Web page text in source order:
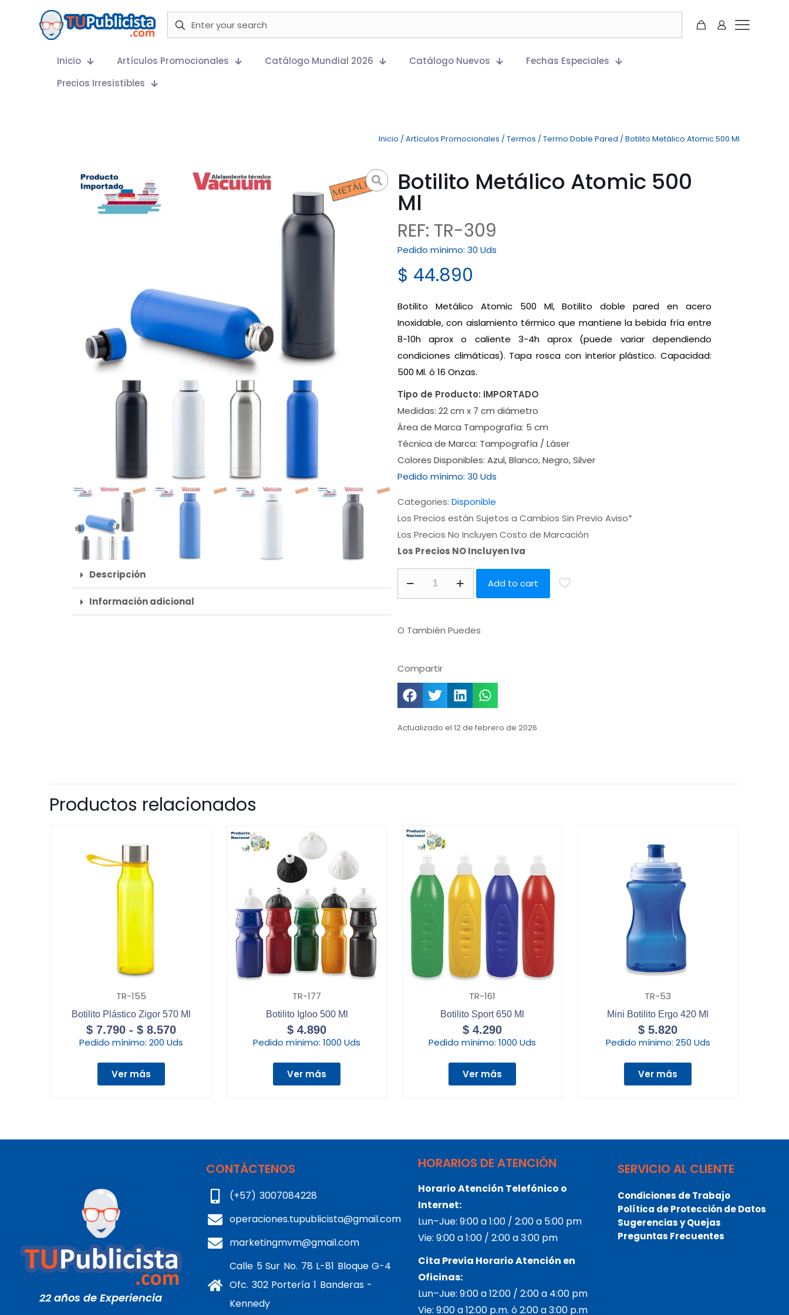
Inicio Artículos Promocionales Catálogo Mundial 2026 Catálogo Nuevos
Fechas Especiales
Precios Irresistibles
Inicio / Artículos Promocionales / Termos / Termo Doble Pared / Botilito Metálico Atomic 500 Ml
Descripción
Información adicional
Botilito Metálico Atomic 500
Ml
REF: TR-309
Pedido mínimo: 30 Uds
$ 44.890
Botilito Metálico Atomic 500 Ml, Botilito doble pared en acero
Inoxidable, con aislamiento térmico que mantiene la bebida fría entre
8-10h aprox o caliente 3-4h aprox (puede variar dependiendo
condiciones climáticas). Tapa rosca con interior plástico. Capacidad:
500 Ml. ó 16 Onzas.
Tipo de Producto: IMPORTADO
Medidas: 22 cm x 7 cm diámetro
Área de Marca Tampografía: 5 cm
Técnica de Marca: Tampografía / Láser
Colores Disponibles: Azul, Blanco, Negro, Silver
Pedido mínimo: 30 Uds
Categories: Disponible
Los Precios están Sujetos a Cambios Sin Previo Aviso*
Los Precios No Incluyen Costo de Marcación
Los Precios NO Incluyen Iva
Add to cart
O También Puedes
Compartir
Actualizado el 12 de febrero de 2026.
Productos relacionados
TR-155
Botilito Plástico Zigor 570 Ml
$ 7.790 - $ 8.570
Pedido mínimo: 200 Uds
Ver más
TR-177
Botilito Igloo 500 Ml
$ 4.890
Pedido mínimo: 1000 Uds
Ver más
TR-161
Botilito Sport 650 Ml
$ 4.290
Pedido mínimo: 1000 Uds
Ver más
TR-53
Mini Botilito Ergo 420 Ml
$ 5.820
Pedido mínimo: 250 Uds
Ver más
22 años de Experiencia
CONTÁCTENOS
(+57) 3007084228
operaciones.tupublicista@gmail.com
marketingmvm@gmail.com
Calle 5 Sur No. 78 L-81 Bloque G-4
Ofc. 302 Portería 1 Banderas -
Kennedy
HORARIOS DE ATENCIÓN
Horario Atención Telefónico o
Internet:
Lun–Jue: 9:00 a 1:00 / 2:00 a 5:00 pm
Vie: 9:00 a 1:00 / 2:00 a 3:00 pm
Cita Previa Horario Atención en
Oficinas:
Lun–Jue: 9:00 a 12:00 / 2:00 a 4:00 pm
Vie: 9:00 a 12:00 p.m. ó 2:00 a 3:00 p.m
SERVICIO AL CLIENTE
Condiciones de Trabajo
Política de Protección de Datos
Sugerencias y Quejas
Preguntas Frecuentes